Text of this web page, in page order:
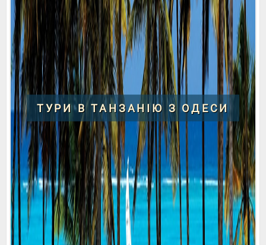
ТУРИ В ТАНЗАНІЮ З ОДЕСИ